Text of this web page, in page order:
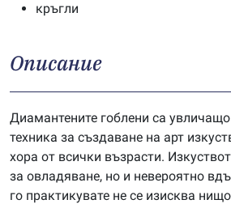
цв.
кръгли
Описание
Диамантените гоблени са увличащо
техника за създаване на арт
хора от всички възрасти.
за овладяване, но и невероятно
го практикувате не се изисква